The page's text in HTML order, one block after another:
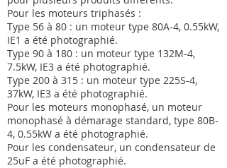
Pour les moteurs triphasés :
Type 56 à 80 : un moteur type 80A-4, 0.55kW,
IE1 a été photographié.
Type 90 à 180 : un moteur type 132M-4,
7.5kW, IE3 a été photographié.
Type 200 à 315 : un moteur type 225S-4,
37kW, IE3 a été photographié.
Pour les moteurs monophasé, un moteur
monophasé à démarage standard, type 80B-
4, 0.55kW a été photographié.
Pour les condensateur, un condensateur de
25uF a été photographié.